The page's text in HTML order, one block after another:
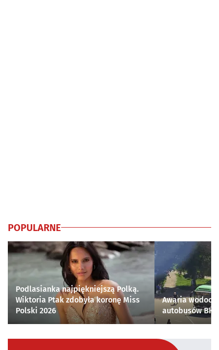
POPULARNE
Podlasianka najpiękniejszą Polką.
Wiktoria Ptak zdobyła koronę Miss
Polski 2026
Awaria
autobusów